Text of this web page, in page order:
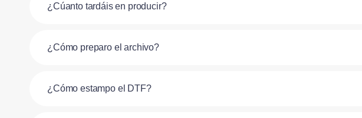
¿Cúanto tardáis en producir?
¿Cómo preparo el archivo?
¿Cómo estampo el DTF?